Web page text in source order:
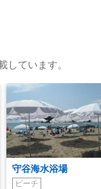
しています。
守谷海水浴場
ビーチ